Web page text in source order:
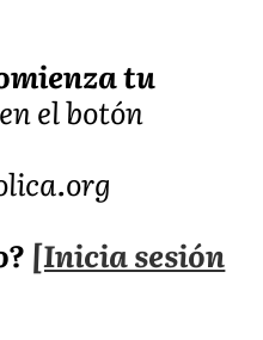
tu
en el botón
[Inicia sesión